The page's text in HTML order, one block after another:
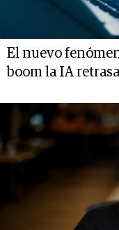
El nuevo
boom la IA